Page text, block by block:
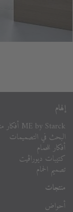
إلهام
ME by Starck أفكار متفردة لك ولحمامك
البحث في التصميمات
أفكار للحمام
كتيبات ديوراڨيت
تصميم الحمام
منتجات
أحواض